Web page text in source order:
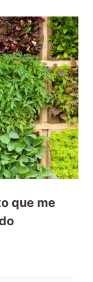
que me